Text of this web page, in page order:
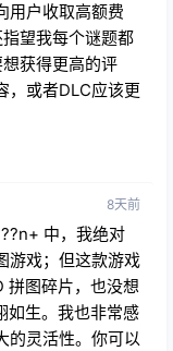
用户收取高额费
望我每个谜题都
获得更高的评
，或者DLC应该更
8天前
中，我绝对
游戏；但这款游戏
拼图碎片，也没想
如生。我也非常感
的灵活性。你可以